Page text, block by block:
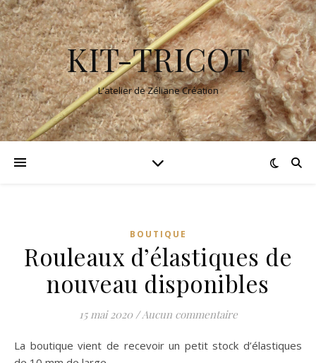
KIT-TRICOT
L'atelier de Zéliane Création
BOUTIQUE
Rouleaux d’élastiques de
nouveau disponibles
15 mai 2020 /Aucun commentaire
La boutique vient de recevoir un petit stock d’élastiques